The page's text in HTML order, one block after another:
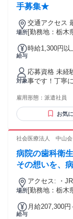
手募集★
場所
交通アクセス
[勤務地：栃木
給与
時給1,300円以上 給与
対象
応募資格 未経
事です！丁寧
の両立も可能です◎ ＜下記いずれかに当ては
＞ ・年配の方
福祉に興味が
任者研修（ヘ
雇用形態： 派遣社員
お気
社会医療法人 中山会
病院の歯科衛
その想いを、
場所
アク
[勤務地：栃木
給与
月給207,300円～250,000